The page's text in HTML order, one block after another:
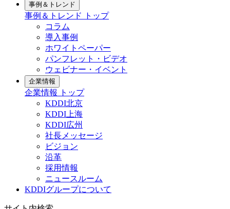
事例＆トレンド
事例＆トレンド トップ
コラム
導入事例
ホワイトペーパー
パンフレット・ビデオ
ウェビナー・イベント
企業情報
企業情報 トップ
KDDI北京
KDDI上海
KDDI広州
社長メッセージ
ビジョン
沿革
採用情報
ニュースルーム
KDDIグループについて